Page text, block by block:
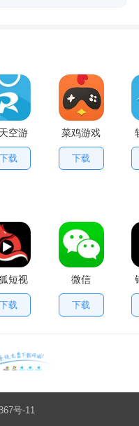
空游
大全
App
下载
菜鸡游戏
不用排队
版
下载
短视
频
下载
微信
下载
号-11